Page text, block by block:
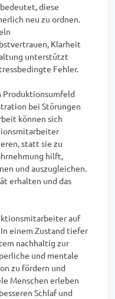
diese
neu zu ordnen.
Klarheit
unterstützt
Fehler.
Produktionsumfeld
bei Störungen
können sich
statt sie zu
hilft,
und auszugleichen.
erhalten und das
auf
einem Zustand tiefer
nachhaltig zur
und mentale
zu fördern und
Menschen erleben
Schlaf und